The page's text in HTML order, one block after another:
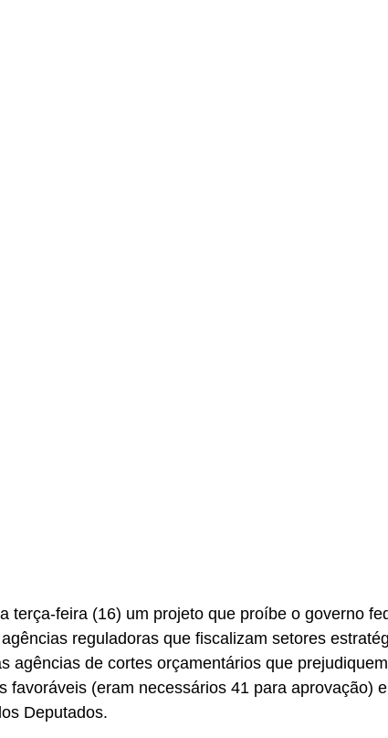
terça-feira (16) um projeto que proíbe o governo
reguladoras que fiscalizam setores
agências de cortes orçamentários que
favoráveis (eram necessários 41 para aprovação)
Deputados.